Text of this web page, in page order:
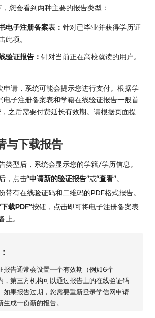
您会看到两种主要的报告类型：
电子注册备案表： 针对已毕业并获得学历证
此项。
验证报告： 针对当前正在高校就读的用户。
申请，系统可能会提示您进行支付。根据学
电子注册备案表和学籍在线验证报告一般首
之后需要付费延长有效期。请根据页面提
与下载报告
类型后，系统会显示您的学籍/学历信息。
，点击“申请新的验证报告”或“查看”。
带有在线验证码和二维码的PDF格式报告。
下载PDF”按钮，点击即可将电子注册备案表
上。
报告通常会设置一个有效期（例如6个
，第三方机构可以通过报告上的在线验证码
如果报告过期，您需要重新登录学信网申请
成一份新的报告。